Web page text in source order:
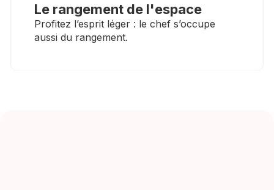
Le rangement de l'espace
Profitez l’esprit léger : le chef s’occupe
aussi du rangement.